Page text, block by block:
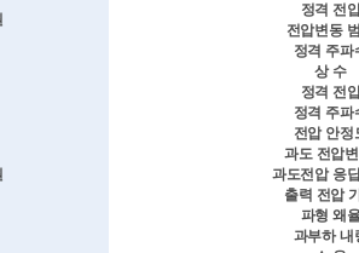
정격 전
전압변동
정격 주파
상 수
정격 전
정격 주파
전압 안정
과도 전압
과도전압 응
출력 전압
파형 왜
과부하 내